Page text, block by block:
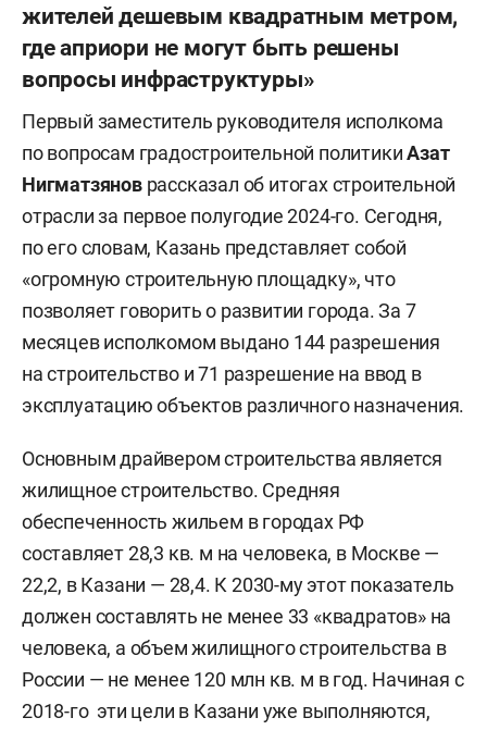
жителей дешевым квадратным метром,
где априори не могут быть решены
вопросы инфраструктуры»
Первый заместитель руководителя исполкома
по вопросам градостроительной политикиАзат
Нигматзяноврассказал об итогах строительной
отрасли за первое полугодие 2024-го. Сегодня,
по его словам, Казань представляет собой
«огромную строительную площадку», что
позволяет говорить о развитии города. За 7
месяцев исполкомом выдано 144 разрешения
на строительство и 71 разрешение на ввод в
эксплуатацию объектов различного назначения.
Основным драйвером строительства является
жилищное строительство. Средняя
обеспеченность жильем в городах РФ
составляет 28,3 кв. м на человека, в Москве —
22,2, в Казани — 28,4. К 2030-му этот показатель
должен составлять не менее 33 «квадратов» на
человека, а объем жилищного строительства в
России — не менее 120 млн кв. м в год. Начиная с
2018-го эти цели в Казани уже выполняются,